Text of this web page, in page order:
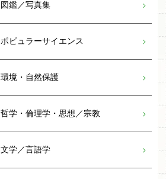
図鑑／写真集
ポピュラーサイエンス
環境・自然保護
哲学・倫理学・思想／宗教
文学／言語学